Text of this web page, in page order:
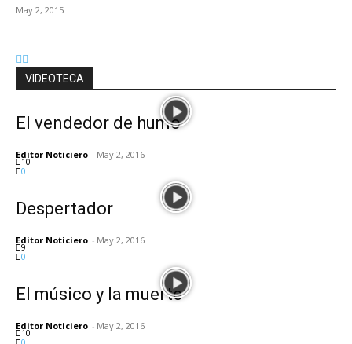
May 2, 2015
VIDEOTECA
El vendedor de humo
Editor Noticiero - May 2, 2016
10
0
Despertador
Editor Noticiero - May 2, 2016
9
0
El músico y la muerte
Editor Noticiero - May 2, 2016
10